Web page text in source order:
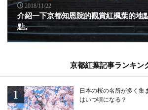
2018/11/22
介紹一下京都知恩院的觀賞紅楓葉的地
點。
京都紅葉記事ランキン
日本の桜の名所が多く集
はいつ頃になる？